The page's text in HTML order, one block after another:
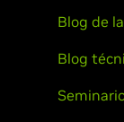
Blog de
Blog